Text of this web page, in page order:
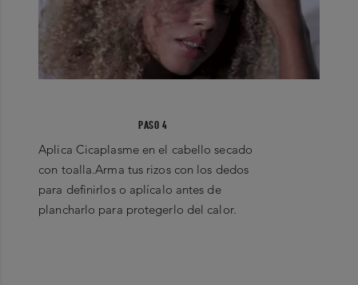
PASO 4
Aplica Cicaplasme en el cabello secado
con toalla.Arma tus rizos con los dedos
para definirlos o aplícalo antes de
plancharlo para protegerlo del calor.